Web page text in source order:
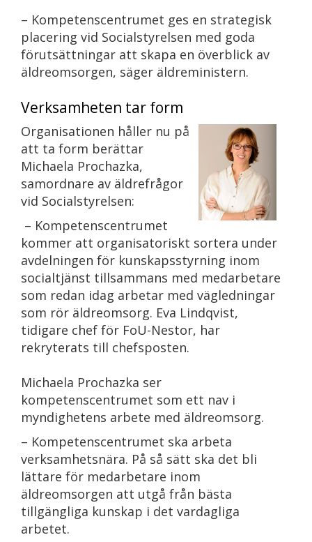
– Kompetenscentrumet ges en strategisk
placering vid Socialstyrelsen med goda
förutsättningar att skapa en överblick av
äldreomsorgen, säger äldreministern.
Verksamheten tar form
Organisationen håller nu på
att ta form berättar
Michaela Prochazka,
samordnare av äldrefrågor
vid Socialstyrelsen:
– Kompetenscentrumet
kommer att organisatoriskt sortera under
avdelningen för kunskapsstyrning inom
socialtjänst tillsammans med medarbetare
som redan idag arbetar med vägledningar
som rör äldreomsorg. Eva Lindqvist,
tidigare chef för FoU-Nestor, har
rekryterats till chefsposten.
Michaela Prochazka ser
kompetenscentrumet som ett nav i
myndighetens arbete med äldreomsorg.
– Kompetenscentrumet ska arbeta
verksamhetsnära. På så sätt ska det bli
lättare för medarbetare inom
äldreomsorgen att utgå från bästa
tillgängliga kunskap i det vardagliga
arbetet.